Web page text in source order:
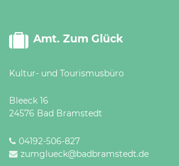
Amt. Zum Glück
Kultur- und Tourismusbüro
Bleeck 16
24576 Bad Bramstedt
04192-506-827
zumglueck@badbramstedt.de